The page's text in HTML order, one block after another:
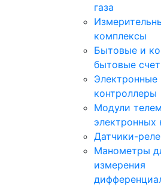
газа
комплексы
Бытовые и
бытовые
контроллеры
Модули
электронных
Датчики-
Манометры
измерения